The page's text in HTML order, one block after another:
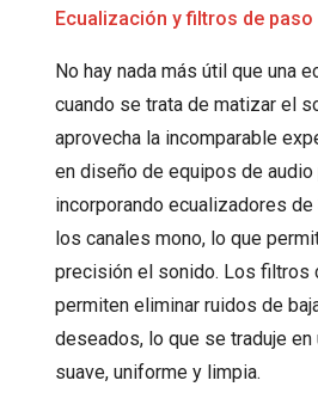
Ecualización y filtros de paso
No hay nada más útil que una
cuando se trata de matizar el
aprovecha la incomparable
en diseño de equipos de
incorporando ecualizadores
los canales mono, lo que
precisión el sonido. Los filtros
permiten eliminar ruidos de
deseados, lo que se traduje en
suave, uniforme y limpia.